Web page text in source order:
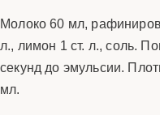
Молоко 60 мл,
л., лимон 1 ст. л., соль.
секунд до эмульсии.
мл.